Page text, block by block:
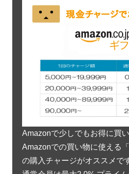
Amazonで少しでもお得に買
Amazonでの買い物に使える
の購入チャージがオススメで